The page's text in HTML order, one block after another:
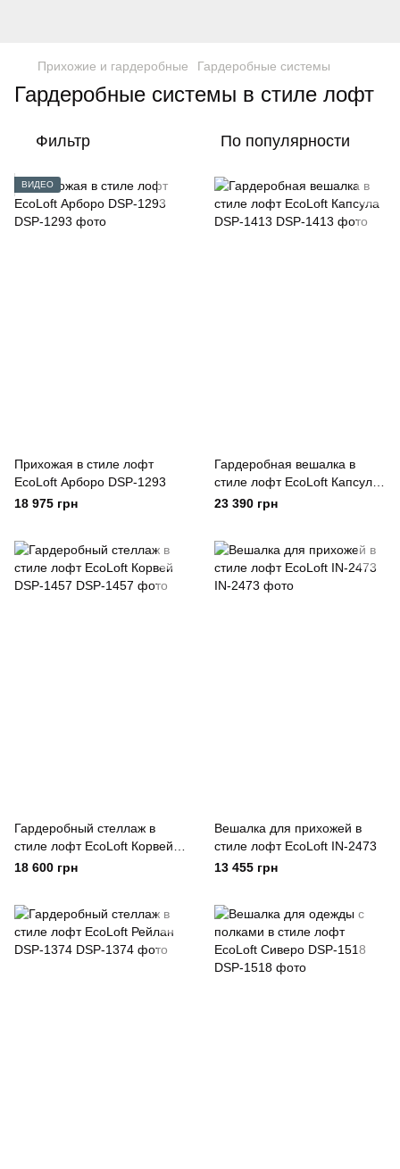
Прихожие и гардеробные Гардеробные системы
Гардеробные системы в стиле лофт
Фильтр По популярности
ВИДЕО
Прихожая в стиле лофт
EcoLoft Арборо DSP-1293
18 975 грн
Гардеробная вешалка в
стиле лофт EcoLoft Капсула
DSP-1413
23 390 грн
Гардеробный стеллаж в
стиле лофт EcoLoft Корвей
DSP-1457
18 600 грн
Вешалка для прихожей в
стиле лофт EcoLoft IN-2473
13 455 грн